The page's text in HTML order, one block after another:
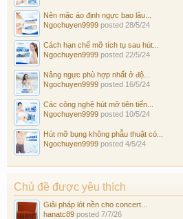
Nên mặc áo định ngực bao lâu...
Ngochuyen9999 posted 28/5/24
Cách hạn chế mỡ tích tụ sau hút...
Ngochuyen9999 posted 22/5/24
Nâng ngực phù hợp nhất ở độ...
Ngochuyen9999 posted 16/5/24
Các công nghệ hút mỡ tiên tiến...
Ngochuyen9999 posted 10/5/24
Hút mỡ bụng không phẫu thuật có...
Ngochuyen9999 posted 4/5/24
Chủ đề được yêu thích
Giải pháp lót nền cho concert...
hanatc89 posted 7/7/26